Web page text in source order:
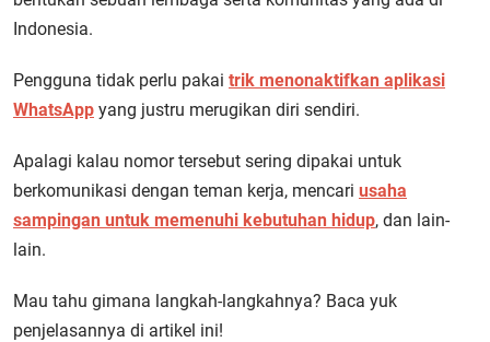
Indonesia.
Pengguna tidak perlu pakai trik menonaktifkan aplikasi
WhatsApp yang justru merugikan diri sendiri.
Apalagi kalau nomor tersebut sering dipakai untuk
berkomunikasi dengan teman kerja, mencari usaha
sampingan untuk memenuhi kebutuhan hidup, dan lain-
lain.
Mau tahu gimana langkah-langkahnya? Baca yuk
penjelasannya di artikel ini!